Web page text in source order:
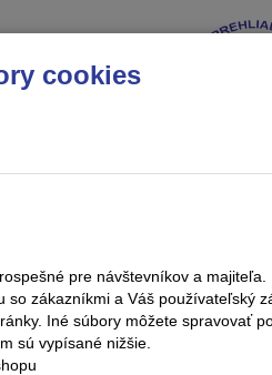
cookies
pre návštevníkov a majiteľa.
zákazníkmi a Váš používateľský
Iné súbory môžete spravovať
sú vypísané nižšie.